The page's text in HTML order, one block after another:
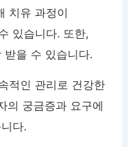
치유 과정이
있습니다. 또한,
받을 수 있습니다.
적인 관리로 건강한
의 궁금증과 요구에
다.